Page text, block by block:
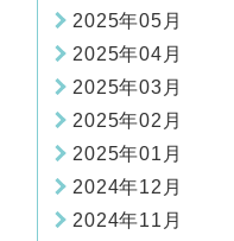
2025年05月
2025年04月
2025年03月
2025年02月
2025年01月
2024年12月
2024年11月